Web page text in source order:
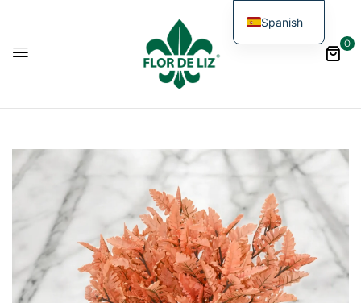
0
Spanish